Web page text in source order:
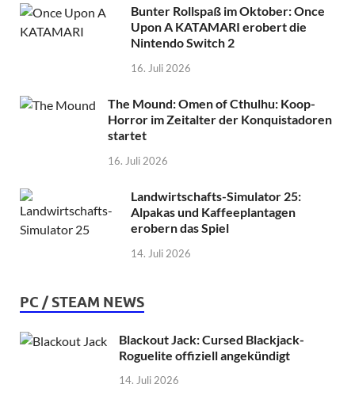
Bunter Rollspaß im Oktober: Once
Upon A KATAMARI erobert die
Nintendo Switch 2
16. Juli 2026
The Mound: Omen of Cthulhu: Koop-
Horror im Zeitalter der Konquistadoren
startet
16. Juli 2026
Landwirtschafts-Simulator 25:
Alpakas und Kaffeeplantagen
erobern das Spiel
14. Juli 2026
PC / STEAM NEWS
Blackout Jack: Cursed Blackjack-
Roguelite offiziell angekündigt
14. Juli 2026